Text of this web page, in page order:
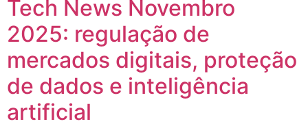
Tech News Novembro
2025: regulação de
mercados digitais, proteção
de dados e inteligência
artificial